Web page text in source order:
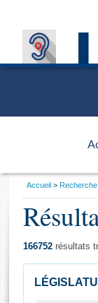
Vous
Accueil Recherche
166752 résultats